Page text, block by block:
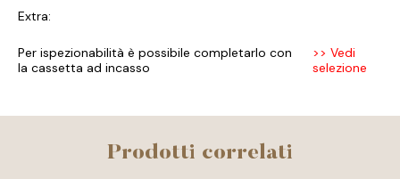
Extra:
Per ispezionabilità è possibile completarlo con
la cassetta ad incasso
>> Vedi
selezione
Prodotti correlati